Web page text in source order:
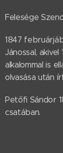
Felesége
1847
Jánossal,
alkalommal is
olvasása után
Petőfi Sándor
csatában.